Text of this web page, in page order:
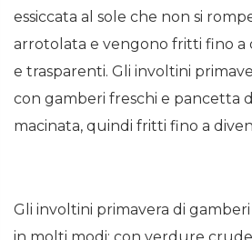
essiccata al sole che non si
arrotolata e vengono fritti fino a
e trasparenti. Gli involtini
con gamberi freschi e pancetta
macinata, quindi fritti fino a
Gli involtini primavera di